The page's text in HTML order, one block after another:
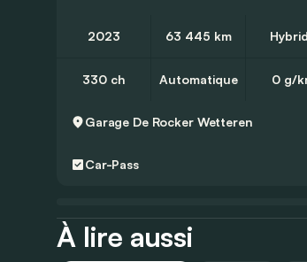
2023 63 445 km
330 ch Automatique 0 g/
Garage De Rocker Wetteren
Car-Pass
À lire aussi